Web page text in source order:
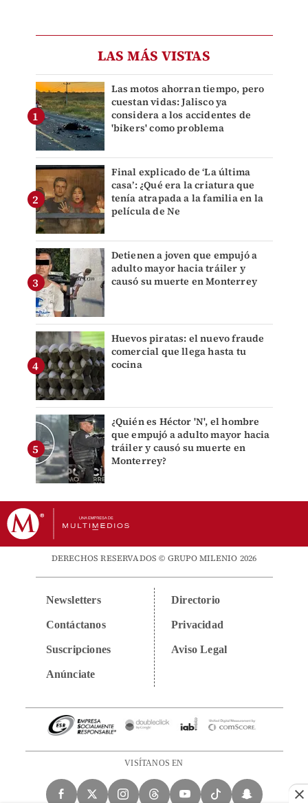
LAS MÁS VISTAS
Las motos ahorran tiempo, pero
cuestan vidas: Jalisco ya
considera a los accidentes de
'bikers' como problema
Final explicado de ‘La última
casa’: ¿Qué era la criatura que
tenía atrapada a la familia en la
película de Ne
Detienen a joven que empujó a
adulto mayor hacia tráiler y
causó su muerte en Monterrey
Huevos piratas: el nuevo fraude
comercial que llega hasta tu
cocina
¿Quién es Héctor 'N', el hombre
que empujó a adulto mayor hacia
tráiler y causó su muerte en
Monterrey?
DERECHOS RESERVADOS © GRUPO MILENIO 2026
Newsletters
Contáctanos
Suscripciones
Anúnciate
Directorio
Privacidad
Aviso Legal
VISÍTANOS EN